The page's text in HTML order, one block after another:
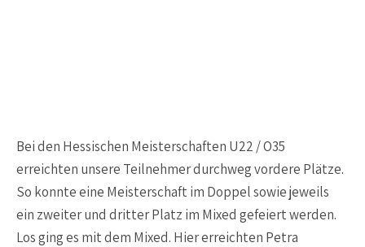
Bei den Hessischen Meisterschaften U22 / O35
erreichten unsere Teilnehmer durchweg vordere Plätze.
So konnte eine Meisterschaft im Doppel sowie jeweils
ein zweiter und dritter Platz im Mixed gefeiert werden.
Los ging es mit dem Mixed. Hier erreichten Petra